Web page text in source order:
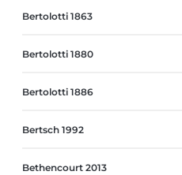
Bertolotti 1863
Bertolotti 1880
Bertolotti 1886
Bertsch 1992
Bethencourt 2013